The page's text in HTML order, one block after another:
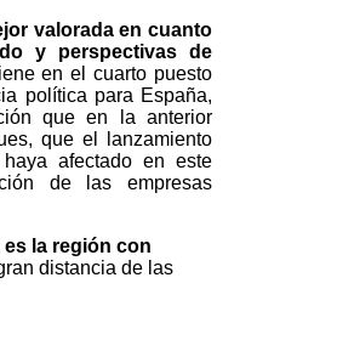
valorada en cuanto
y perspectivas de
en el cuarto puesto
política para España,
que en la anterior
que el lanzamiento
afectado en este
de las empresas
la región con
distancia de las